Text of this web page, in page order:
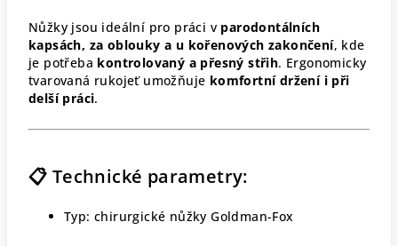
Nůžky jsou ideální pro práci v parodontálních
kapsách, za oblouky a u kořenových zakončení, kde
je potřeba kontrolovaný a přesný střih. Ergonomicky
tvarovaná rukojeť umožňuje komfortní držení i při
delší práci.
📋 Technické parametry:
Typ: chirurgické nůžky Goldman-Fox